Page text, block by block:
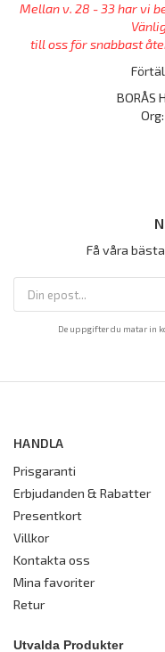
Mellan v. 28 - 33 har vi
till oss för snabbast
BORÅS
Få våra
De uppgifter du matar in
HANDLA
Prisgaranti
Erbjudanden & Rabatter
Presentkort
Villkor
Kontakta oss
Mina favoriter
Retur
Utvalda Produkter